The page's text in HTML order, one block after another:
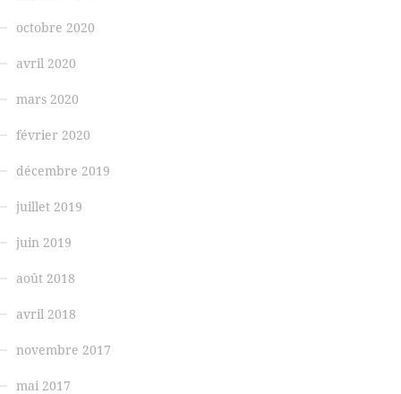
octobre 2020
avril 2020
mars 2020
février 2020
décembre 2019
juillet 2019
juin 2019
août 2018
avril 2018
novembre 2017
mai 2017